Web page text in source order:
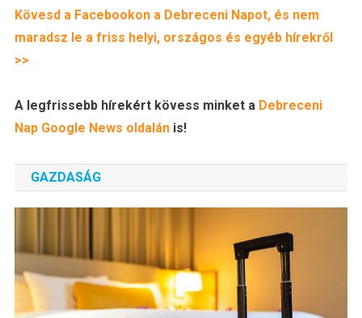
Kövesd a Facebookon a Debreceni Napot, és nem
maradsz le a friss helyi, országos és egyéb hírekről
>>
A legfrissebb hírekért kövess minket a Debreceni
Nap Google News oldalán is!
GAZDASÁG